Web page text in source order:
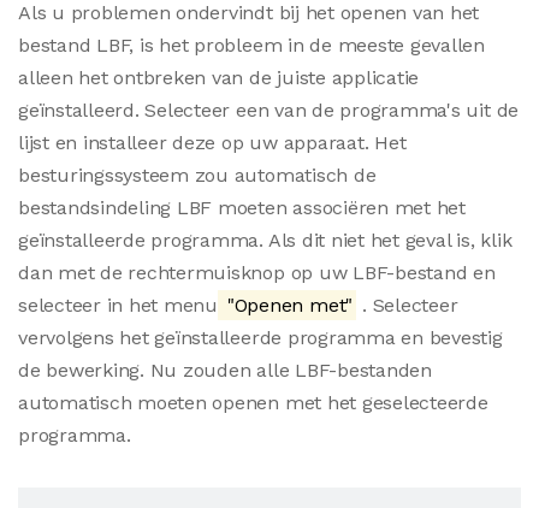
Als u problemen ondervindt bij het openen van het
bestand LBF, is het probleem in de meeste gevallen
alleen het ontbreken van de juiste applicatie
geïnstalleerd. Selecteer een van de programma's uit de
lijst en installeer deze op uw apparaat. Het
besturingssysteem zou automatisch de
bestandsindeling LBF moeten associëren met het
geïnstalleerde programma. Als dit niet het geval is, klik
dan met de rechtermuisknop op uw LBF-bestand en
selecteer in het menu "Openen met" . Selecteer
vervolgens het geïnstalleerde programma en bevestig
de bewerking. Nu zouden alle LBF-bestanden
automatisch moeten openen met het geselecteerde
programma.